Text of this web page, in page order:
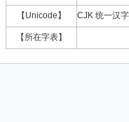
【Unicode】 CJK 统一汉
【所在字表】